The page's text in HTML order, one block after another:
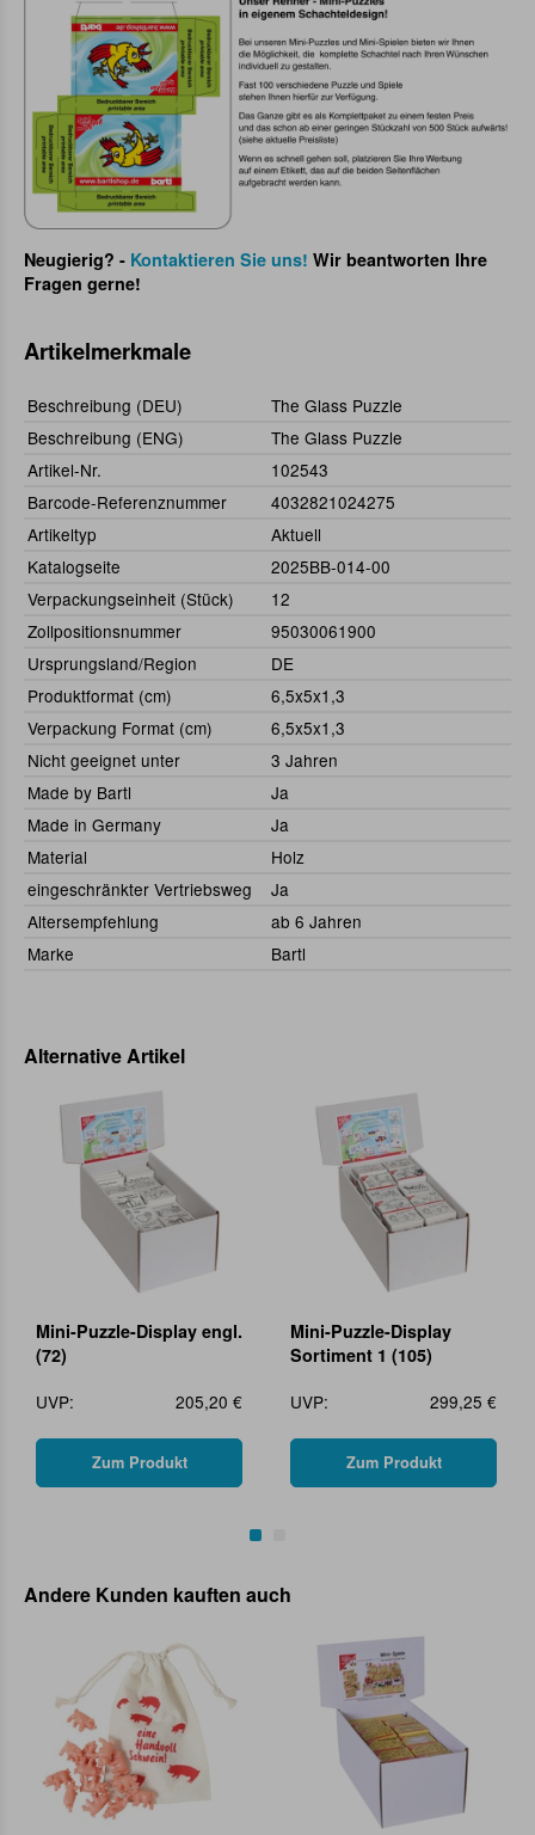
Neugierig? - Kontaktieren Sie uns! Wir beantworten Ihre
Fragen gerne!
Artikelmerkmale
Beschreibung (DEU)
The Glass Puzzle
Beschreibung (ENG)
The Glass Puzzle
Artikel-Nr.
102543
Barcode-Referenznummer
4032821024275
Artikeltyp
Aktuell
Katalogseite
2025BB-014-00
Verpackungseinheit (Stück)
12
Zollpositionsnummer
95030061900
Ursprungsland/Region
DE
Produktformat (cm)
6,5x5x1,3
Verpackung Format (cm)
6,5x5x1,3
Nicht geeignet unter
3 Jahren
Made by Bartl
Ja
Made in Germany
Ja
Material
Holz
eingeschränkter Vertriebsweg
Ja
Altersempfehlung
ab 6 Jahren
Marke
Bartl
Alternative Artikel
Mini-Puzzle-Display engl.
(72)
UVP:
205,20 €
Zum Produkt
Mini-Puzzle-Display
Sortiment 1 (105)
UVP:
299,25 €
Zum Produkt
Andere Kunden kauften auch